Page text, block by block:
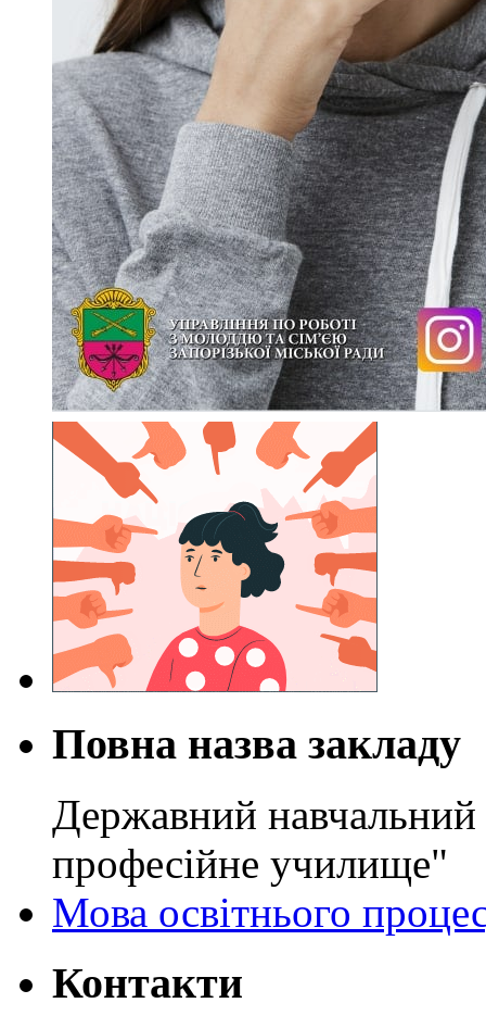
Повна назва закладу
Державний навчальний
професійне училище"
Мова освітнього
Контакти